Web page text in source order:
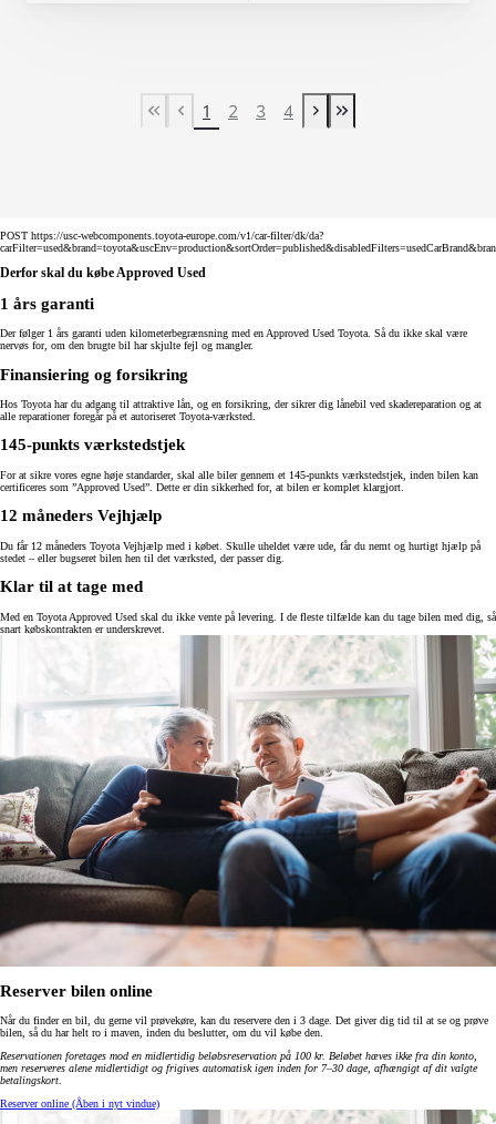
First Page
Tidligere side
1 2 3 4
Næste side
Last Page
POST https://usc-webcomponents.toyota-europe.com/v1/car-filter/dk/da?
Derfor skal du købe Approved Used
1 års garanti
Der følger 1 års garanti uden kilometerbegrænsning med en Approved Used Toyota. Så du ikke skal være
nervøs for, om den brugte bil har skjulte fejl og mangler.
Finansiering og forsikring
Hos Toyota har du adgang til attraktive lån, og en forsikring, der sikrer dig lånebil ved skadereparation og at
alle reparationer foregår på et autoriseret Toyota-værksted.
145-punkts værkstedstjek
For at sikre vores egne høje standarder, skal alle biler gennem et 145-punkts værkstedstjek, inden bilen kan
certificeres som ”Approved Used”. Dette er din sikkerhed for, at bilen er komplet klargjort.
12 måneders Vejhjælp
Du får 12 måneders Toyota Vejhjælp med i købet. Skulle uheldet være ude, får du nemt og hurtigt hjælp på
stedet – eller bugseret bilen hen til det værksted, der passer dig.
Klar til at tage med
Med en Toyota Approved Used skal du ikke vente på levering. I de fleste tilfælde kan du tage bilen med dig, så
snart købskontrakten er underskrevet.
Reserver bilen online
Når du finder en bil, du gerne vil prøvekøre, kan du reservere den i 3 dage. Det giver dig tid til at se og prøve
bilen, så du har helt ro i maven, inden du beslutter, om du vil købe den.
Reservationen foretages mod en midlertidig beløbsreservation på 100 kr. Beløbet hæves ikke fra din konto,
men reserveres alene midlertidigt og frigives automatisk igen inden for 7–30 dage, afhængigt af dit valgte
betalingskort.
Reserver online (Åben i nyt vindue)